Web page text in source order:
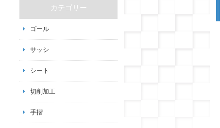
カテゴリー
ゴール
サッシ
シート
切削加工
手摺